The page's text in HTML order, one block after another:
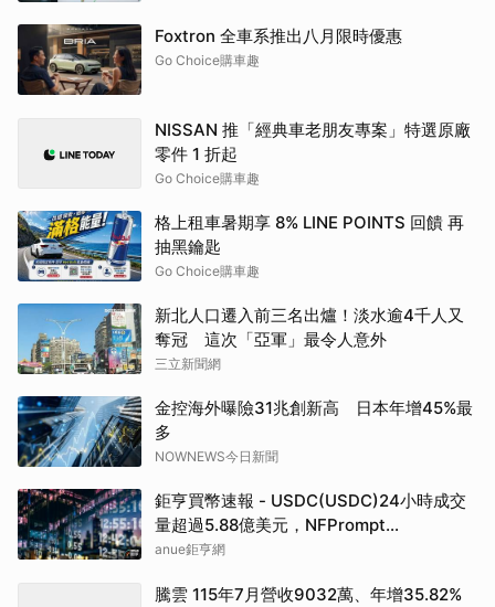
Foxtron 全車系推出八月限時優惠
Go Choice購車趣
NISSAN 推「經典車老朋友專案」特選原廠
零件 1 折起
Go Choice購車趣
格上租車暑期享 8% LINE POINTS 回饋 再
抽黑鑰匙
Go Choice購車趣
新北人口遷入前三名出爐！淡水逾4千人又
奪冠 這次「亞軍」最令人意外
三立新聞網
金控海外曝險31兆創新高 日本年增45%最
多
NOWNEWS今日新聞
鉅亨買幣速報 - USDC(USDC)24小時成交
量超過5.88億美元，NFPrompt
Token(NFP)24小時漲幅達66.2%
anue鉅亨網
騰雲 115年7月營收9032萬、年增35.82%